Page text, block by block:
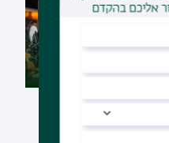
טכנולוגיות מוזיקליות